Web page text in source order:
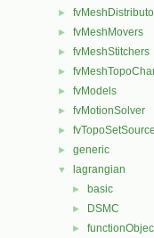
►
► fvMeshMovers
► fvMeshStitchers
►
► fvModels
► fvMotionSolver
►
► generic
▼ lagrangian
► basic
► DSMC
►